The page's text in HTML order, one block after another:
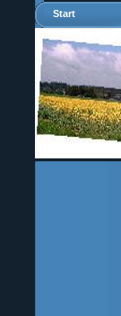
Start